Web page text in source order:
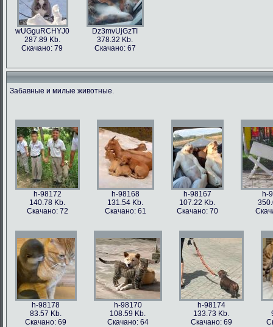
wUGguRCHYJ0
287.89 Kb.
Скачано: 79
Dz3mvUjGzTI
378.32 Kb.
Скачано: 67
Забавные и милые животные.
h-98172
140.78 Kb.
Скачано: 72
h-98168
131.54 Kb.
Скачано: 61
h-98167
107.22 Kb.
Скачано: 70
h-
h-98178
83.57 Kb.
Скачано: 69
h-98170
108.59 Kb.
Скачано: 64
h-98174
133.73 Kb.
Скачано: 69